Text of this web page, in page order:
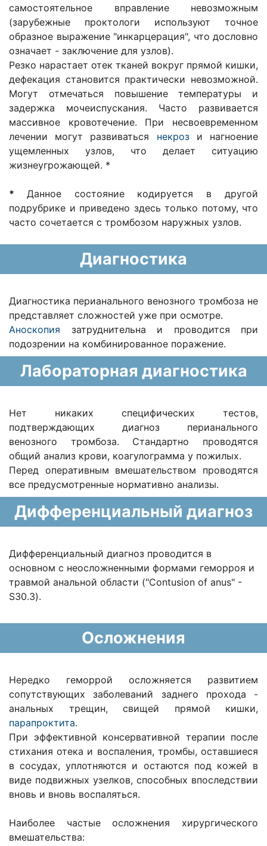
самостоятельное вправление невозможным
(зарубежные проктологи используют точное
образное выражение "инкарцерация", что дословно
означает - заключение для узлов).
Резко нарастает отек тканей вокруг прямой кишки,
дефекация становится практически невозможной.
Могут отмечаться повышение температуры и
задержка мочеиспускания. Часто развивается
массивное кровотечение. При несвоевременном
лечении могут развиваться некрози нагноение
ущемленных узлов, что делает ситуацию
жизнеугрожающей. *
* Данное состояние кодируется в другой
подрубрике и приведено здесь только потому, что
часто сочетается с тромбозом наружных узлов.
Диагностика
Диагностика перианального венозного тромбоза не
представляет сложностей уже при осмотре.
Аноскопия затруднительна и проводится при
подозрении на комбинированное поражение.
Лабораторная диагностика
Нет никаких специфических тестов,
подтверждающих диагноз перианального
венозного тромбоза. Стандартно проводятся
общий анализ крови, коагулограмма у пожилых.
Перед оперативным вмешательством проводятся
все предусмотренные нормативно анализы.
Дифференциальный диагноз
Дифференциальный диагноз проводится в
основном с неосложненными формами геморроя и
травмой анальной области ("Contusion of anus" -
S30.3).
Осложнения
Нередко геморрой осложняется развитием
сопутствующих заболеваний заднего прохода -
анальных трещин, свищей прямой кишки,
парапроктита.
При эффективной консервативной терапии после
стихания отека и воспаления, тромбы, оставшиеся
в сосудах, уплотняются и остаются под кожей в
виде подвижных узелков, способных впоследствии
вновь и вновь воспаляться.
Наиболее частые осложнения хирургического
вмешательства: